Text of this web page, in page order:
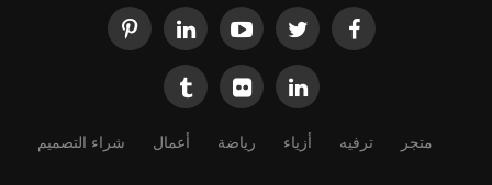
متجر ترفيه أزياء رياضة أعمال شراء التصميم